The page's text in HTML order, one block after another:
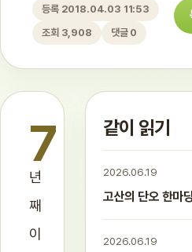
등록 2018.04.03 11:53
조회 3,908
댓글 0
7
년
째
이
같이 읽기
2026.06.19
고산의 단오 한마
2026.06.19